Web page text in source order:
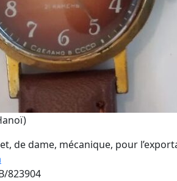
de dame, mécanique, pour
823904